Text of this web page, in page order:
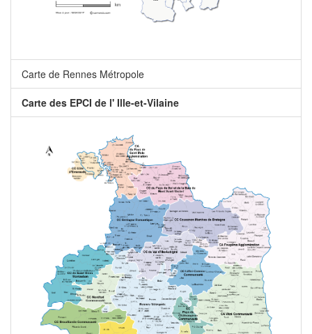
Carte de Rennes Métropole
Carte des EPCI de l' Ille-et-Vilaine